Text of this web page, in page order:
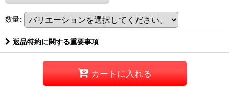
数量:
返品特約に関する重要事項
カートに入れる